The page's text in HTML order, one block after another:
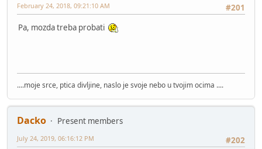
#201
February 24, 2018, 09:21:10 AM
Pa, mozda treba probati
....moje srce, ptica divljine, naslo je svoje nebo u tvojim ocima ....
Dacko
Present members
#202
July 24, 2019, 06:16:12 PM